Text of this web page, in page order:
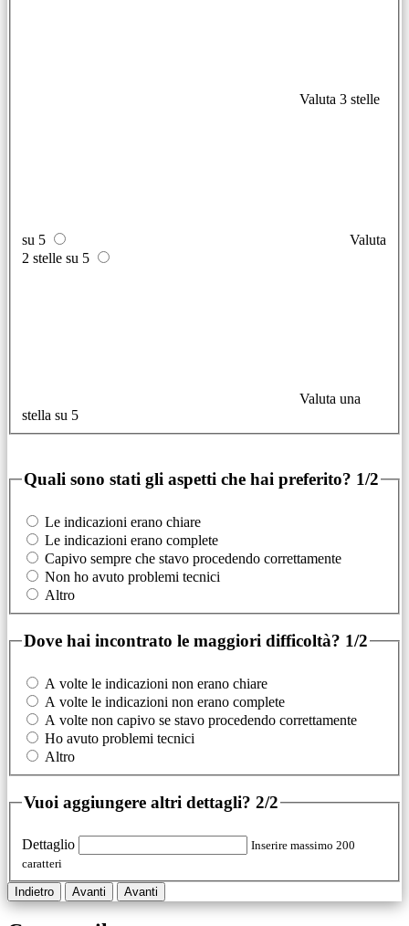
Valuta 3 stelle
su 5
Valuta
2 stelle su 5
Valuta una
stella su 5
Quali sono stati gli aspetti che hai preferito? 1/2
Le indicazioni erano chiare
Le indicazioni erano complete
Capivo sempre che stavo procedendo correttamente
Non ho avuto problemi tecnici
Altro
Dove hai incontrato le maggiori difficoltà? 1/2
A volte le indicazioni non erano chiare
A volte le indicazioni non erano complete
A volte non capivo se stavo procedendo correttamente
Ho avuto problemi tecnici
Altro
Vuoi aggiungere altri dettagli? 2/2
Dettaglio
Inserire massimo 200
caratteri
Indietro Avanti Avanti